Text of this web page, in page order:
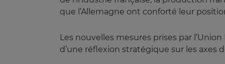
que l’Allemagne ont conforté leur
Les nouvelles mesures prises par
d’une réflexion stratégique sur les